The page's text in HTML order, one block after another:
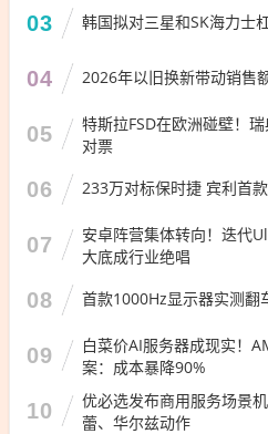
03 韩国拟对三星和SK海力士
04 2026年以旧换新带动销售
05
特斯拉FSD在欧洲碰壁！
对票
06 233万对标保时捷 宾利首
07
安卓阵营集体转向！迭代
大底成行业绝唱
08 首款1000Hz显示器实测翻
09
白菜价AI服务器成现实！
案：成本暴降90%
10
优必选发布商用服务场景
蕾、华尔兹动作